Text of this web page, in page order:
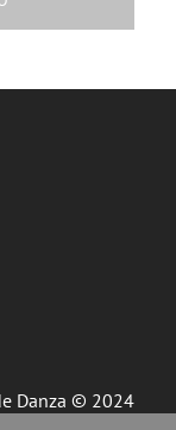
Danza © 2024